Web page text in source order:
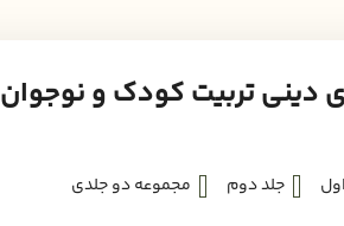
دینی تربیت کودک و نوجوان
جلد دوم مجموعه دو جلدی